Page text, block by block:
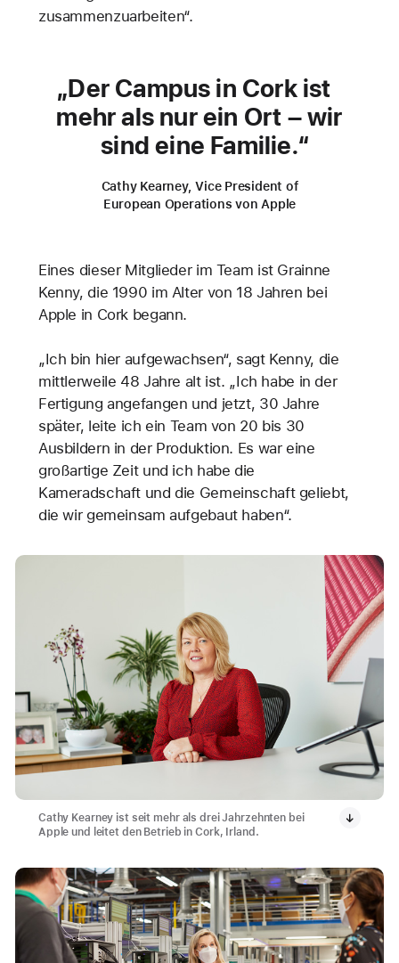
zusammenzuarbeiten“.
Der Campus in Cork ist
mehr als nur ein Ort – wir
sind eine Familie.
Cathy Kearney, Vice President of
European Operations von Apple
Eines dieser Mitglieder im Team ist Grainne
Kenny, die 1990 im Alter von 18 Jahren bei
Apple in Cork begann.
„Ich bin hier aufgewachsen“, sagt Kenny, die
mittlerweile 48 Jahre alt ist. „Ich habe in der
Fertigung angefangen und jetzt, 30 Jahre
später, leite ich ein Team von 20 bis 30
Ausbildern in der Produktion. Es war eine
großartige Zeit und ich habe die
Kameradschaft und die Gemeinschaft geliebt,
die wir gemeinsam aufgebaut haben“.
Cathy Kearney ist seit mehr als drei Jahrzehnten bei
Apple und leitet den Betrieb in Cork, Irland.